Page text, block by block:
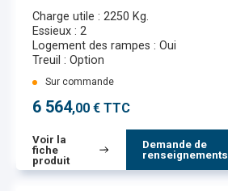
Charge utile : 2250 Kg.
Essieux : 2
Logement des rampes : Oui
Treuil : Option
Sur commande
6 564,00 € TTC
Voir la
fiche
produit
Demande de
renseignements